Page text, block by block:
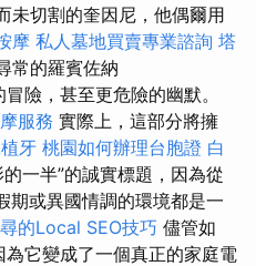
未切割的奎因尼，他偶爾用
摩 私人墓地買賣專業諮詢 塔
常的羅賓佐納
險，甚至更危險的幽默。
服務 實際上，這部分將擁
牙 桃園如何辦理台胞證 白
一半”的誠實標題，因為從
期或異國情調的環境都是一
的Local SEO技巧 儘管如
它變成了一個真正的家庭電